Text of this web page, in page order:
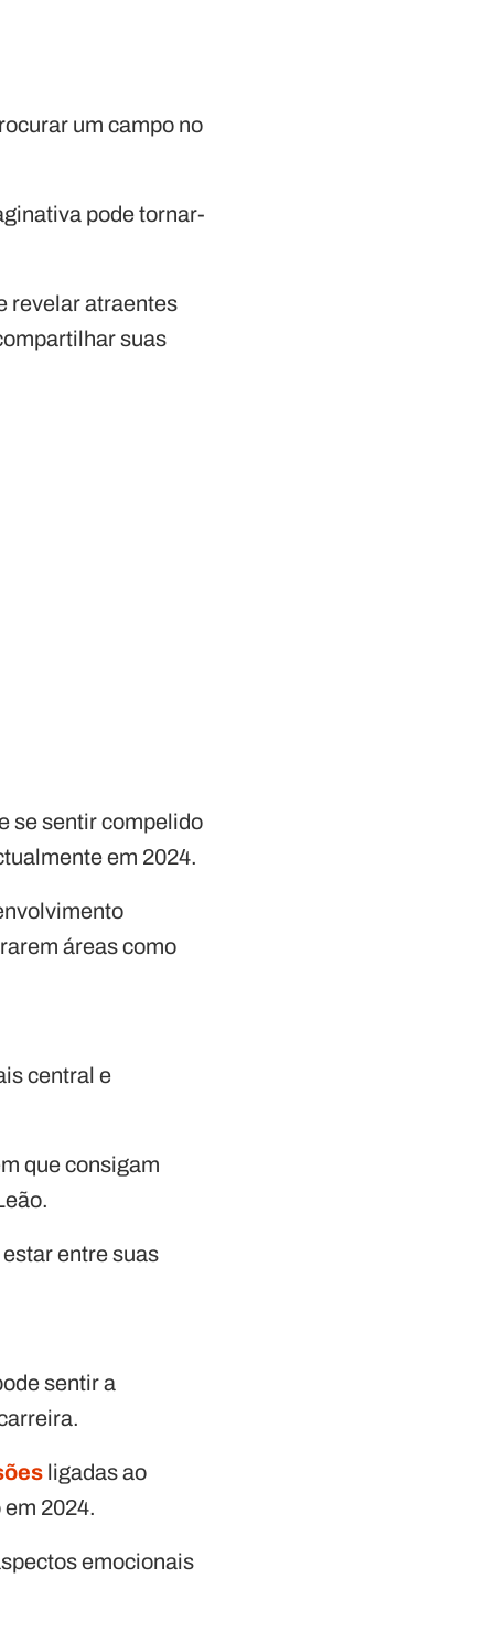
um campo no
pode tornar-
revelar atraentes
suas
se sentir compelido
em 2024.
áreas como
central e
que consigam
entre suas
sentir a
ligadas ao
2024.
emocionais